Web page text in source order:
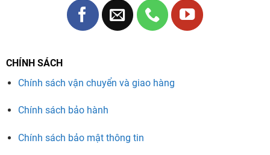
CHÍNH SÁCH
Chính sách vận chuyển và giao hàng
Chính sách bảo hành
Chính sách bảo mật thông tin